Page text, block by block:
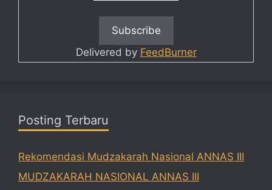
Delivered by FeedBurner
Posting Terbaru
Rekomendasi Mudzakarah Nasional ANNAS III
MUDZAKARAH NASIONAL ANNAS III